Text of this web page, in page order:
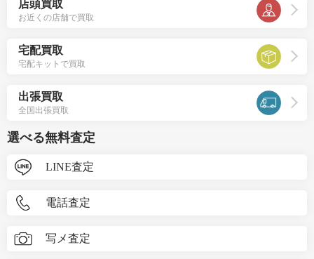
店頭買取
お近くの店舗で買取
宅配買取
宅配キットで買取
出張買取
全国出張買取
選べる無料査定
LINE査定
電話査定
写メ査定